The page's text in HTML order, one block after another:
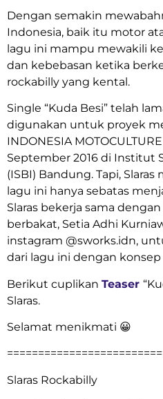
Dengan semakin
Indonesia, baik itu motor
lagu ini mampu mewakili
dan kebebasan ketika
rockabilly yang kental.
Single “Kuda Besi” telah
digunakan untuk proyek
INDONESIA
September 2016 di Institut
(ISBI) Bandung. Tapi,
lagu ini hanya sebatas
Slaras bekerja sama
berbakat, Setia Adhi
instagram @sworks.idn,
dari lagu ini dengan konsep
Berikut cuplikan Teaser
Slaras.
Selamat menikmati 😀
Slaras Rockabilly